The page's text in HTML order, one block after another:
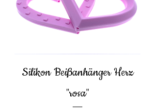
Silikon Beißanhänger Herz
"rosa"